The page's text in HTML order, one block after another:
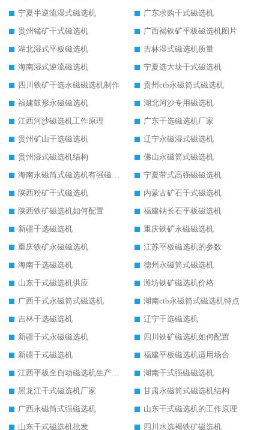
宁夏半逆流湿式磁选机
广东求购干式磁选机
贵州锰矿干式磁选机
广西褐铁矿平板磁选机图片
湖北湿式平板磁选机
吉林湿式磁选机质量
海南湿式逆流磁选机
宁夏选大块干式磁选机
四川铁矿干选永磁磁选机制作
贵州ctb永磁筒式磁选机
福建鼓形永磁磁选机
湖北河沙专用磁选机
江西河沙磁选机工作原理
广东干选磁选机厂家
贵州矿山干选磁选机
辽宁永磁湿式磁选机
贵州湿式磁选机结构
佛山永磁筒式磁选机
海南永磁筒式磁选机有强磁的吗
宁夏带式高强磁磁选机
陕西粉矿干式磁选机
内蒙古矿石干式磁选机
陕西铁矿磁选机如何配置
福建钠长石平板磁选机
新疆干选磁选机
重庆铁矿永磁磁选机
重庆铁矿永磁磁选机
江苏平板磁选机的参数
海南干选磁选机
德州永磁筒式磁选机
山东干式磁选机供应
潍坊铁矿磁选机价格
广西干式永磁筒式磁选机
湖南ctb永磁筒式磁选机特点
吉林干选磁选机
辽宁干选磁选机
新疆干式永磁磁选机
四川铁矿磁选机如何配置
新疆干式磁选机
福建平板磁选机适用场合
江西平板全自动磁选机生产厂家
湖南干式强磁磁选机
黑龙江干式磁选机厂家
甘肃永磁筒式磁选机结构
广西永磁筒式强磁选机
山东干式磁选机的工作原理
山东干式磁选机批发
四川水选褐铁矿磁选机